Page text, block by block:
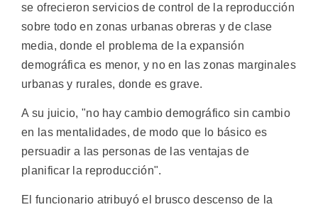
se ofrecieron servicios de control de la reproducción
sobre todo en zonas urbanas obreras y de clase
media, donde el problema de la expansión
demográfica es menor, y no en las zonas marginales
urbanas y rurales, donde es grave.
A su juicio, "no hay cambio demográfico sin cambio
en las mentalidades, de modo que lo básico es
persuadir a las personas de las ventajas de
planificar la reproducción".
El funcionario atribuyó el brusco descenso de la